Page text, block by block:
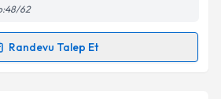
işlenmesine ilişkin
ve kişisel verilerimin belirtilen
kabul ediyorum.
62
Randevu Talep Et
Talebi